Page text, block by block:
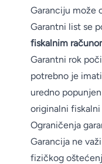
Artikli za
Uredski aparati i
Poslovna
Garanciju može
Garantni list se
fiskalnim
Garantni rok
potrebno je
uredno
originalni fiskalni
Ograničenja
Garancija ne
fizičkog